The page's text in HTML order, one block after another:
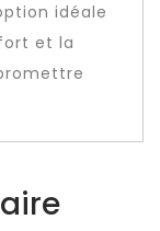
idéale
et la